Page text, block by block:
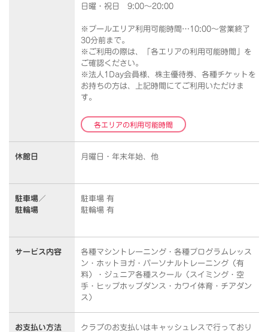
日曜・祝日 9:00～20:00
※プールエリア利用可能時間…10:00～営業終了
30分前まで。
※ご利用の際は、「各エリアの利用可能時間」を
ご確認ください。
※法人1Day会員様、株主優待券、各種チケットを
お持ちの方は、上記時間にてご利用いただけま
す。
各エリアの利用可能時間
休館日 月曜日・年末年始、他
駐車場／
駐輪場
駐車場 有
駐輪場 有
サービス内容
各種マシントレーニング・各種プログラムレッス
ン・ホットヨガ・パーソナルトレーニング（有
料）・ジュニア各種スクール（スイミング・空
手・ヒップホップダンス・カワイ体育・チアダン
ス）
お支払い方法
クラブのお支払いはキャッシュレスで行っており